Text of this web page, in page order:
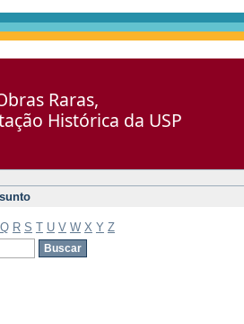
Raras,
Histórica da USP
Q R S T U V W X Y Z